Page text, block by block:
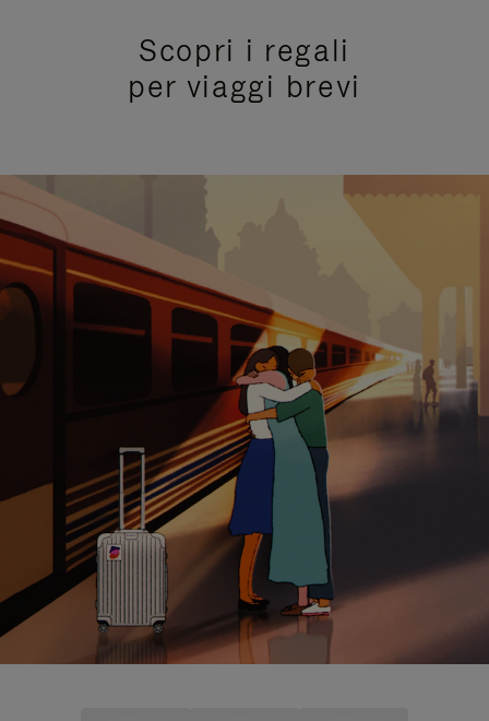
Scopri i regali
per viaggi brevi